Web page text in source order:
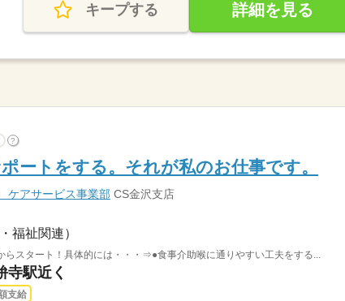
キープする 詳細を見る
?
ートをする。それが私のお仕事です。
ケアサービス事業部 CS金沢支店
福祉関連）
らスタート！具体的には・・・⇒●食事介助喉に通りやすい工夫をする...
寺駅近く
支給